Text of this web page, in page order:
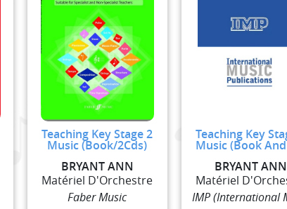
Teaching Key Stage 2
Music (Book/2Cds)
BRYANT ANN
Matériel D'Orchestre
Faber Music
Teaching Key
Music (Book
BRYANT ANN
Matériel